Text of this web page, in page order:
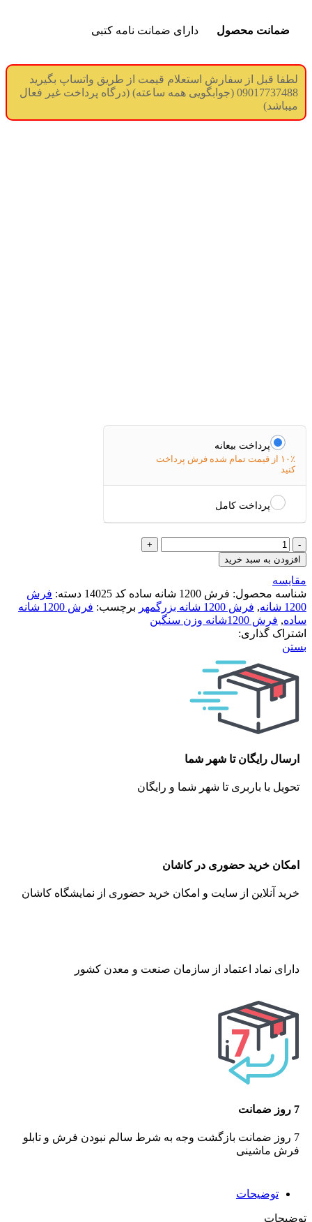
ضمانت محصول دارای ضمانت نامه کتبی
لطفا قبل از سفارش استعلام قیمت از طریق واتساپ بگیرید
09017737488 (جوابگویی همه ساعته) (درگاه پرداخت غیر فعال
میباشد)
پرداخت بیعانه
۱۰٪ از قیمت تمام شده فرش پرداخت
کنید
پرداخت کامل
افزودن به سبد خرید
مقایسه
شناسه محصول:فرش 1200 شانه ساده کد 14025 دسته: فرش
1200 شانه
, فرش 1200 شانه بزرگمهر برچسب:
فرش 1200 شانه
ساده, فرش 1200شانه وزن سنگین
اشتراک گذاری:
بستن
ارسال رایگان تا شهر شما
تحویل با باربری تا شهر شما و رایگان
امکان خرید حضوری در کاشان
خرید آنلاین از سایت و امکان خرید حضوری از نمایشگاه کاشان
دارای نماد اعتماد از سازمان صنعت و معدن کشور
7 روز ضمانت
7 روز ضمانت بازگشت وجه به شرط سالم نبودن فرش و تابلو
فرش ماشینی
توضیحات
توضیحات